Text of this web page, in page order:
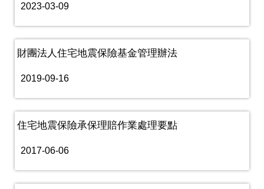
2023-03-09
財團法人住宅地震保險基金管理辦法
2019-09-16
住宅地震保險承保理賠作業處理要點
2017-06-06